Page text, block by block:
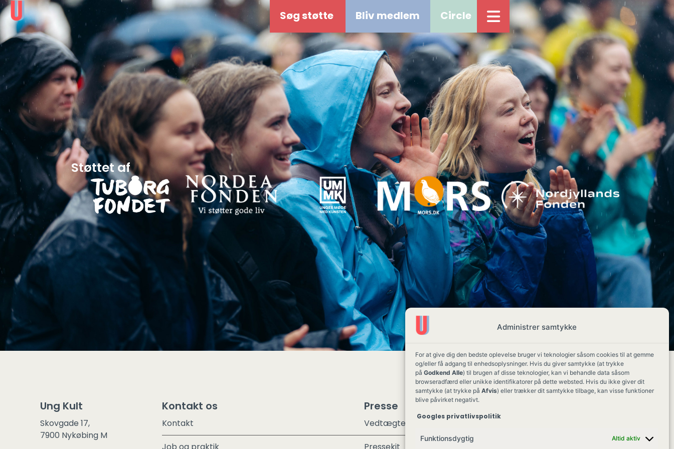
Administrer samtykke
For at give dig den bedste oplevelse bruger vi teknologier såsom cookies til at gemme
og/eller få adgang til enhedsoplysninger. Hvis du giver samtykke (at trykke
på Godkend Alle) til brugen af disse teknologier, kan vi behandle data såsom
browseradfærd eller unikke identifikatorer på dette websted. Hvis du ikke giver dit
samtykke (at trykke på Afvis) eller trækker dit samtykke tilbage, kan visse funktioner
blive påvirket negativt.
Googles privatlivspolitik
Funktionsdygtig Altid aktiv
Søg støtte Bliv medlem Circle
Støttet af
Ung Kult
Skovgade 17,
7900 Nykøbing M
Kontakt os
Kontakt
Presse
Vedtægter